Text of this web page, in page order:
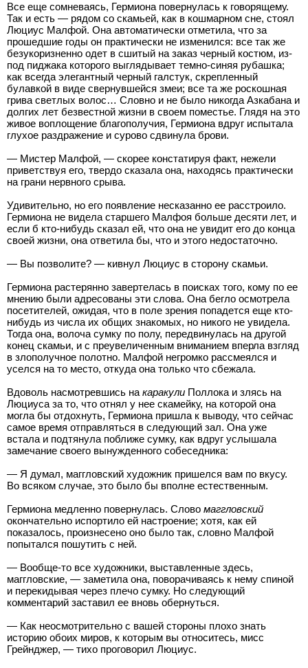
Все еще сомневаясь, Гермиона повернулась к говорящему.
Так и есть — рядом со скамьей, как в кошмарном сне, стоял
Люциус Малфой. Она автоматически отметила, что за
прошедшие годы он практически не изменился: все так же
безукоризненно одет в сшитый на заказ черный костюм, из-
под пиджака которого выглядывает темно-синяя рубашка;
как всегда элегантный черный галстук, скрепленный
булавкой в виде свернувшейся змеи; все та же роскошная
грива светлых волос… Словно и не было никогда Азкабана и
долгих лет безвестной жизни в своем поместье. Глядя на это
живое воплощение благополучия, Гермиона вдруг испытала
глухое раздражение и сурово сдвинула брови.
— Мистер Малфой, — скорее констатируя факт, нежели
приветствуя его, твердо сказала она, находясь практически
на грани нервного срыва.
Удивительно, но его появление несказанно ее расстроило.
Гермиона не видела старшего Малфоя больше десяти лет, и
если б кто-нибудь сказал ей, что она не увидит его до конца
своей жизни, она ответила бы, что и этого недостаточно.
— Вы позволите? — кивнул Люциус в сторону скамьи.
Гермиона растерянно завертелась в поисках того, кому по ее
мнению были адресованы эти слова. Она бегло осмотрела
посетителей, ожидая, что в поле зрения попадется еще кто-
нибудь из числа их общих знакомых, но никого не увидела.
Тогда она, волоча сумку по полу, передвинулась на другой
конец скамьи, и с преувеличенным вниманием вперла взгляд
в злополучное полотно. Малфой негромко рассмеялся и
уселся на то место, откуда она только что сбежала.
Вдоволь насмотревшись на каракули Поллока и злясь на
Люциуса за то, что отнял у нее скамейку, на которой она
могла бы отдохнуть, Гермиона пришла к выводу, что сейчас
самое время отправляться в следующий зал. Она уже
встала и подтянула поближе сумку, как вдруг услышала
замечание своего вынужденного собеседника:
— Я думал, маггловский художник пришелся вам по вкусу.
Во всяком случае, это было бы вполне естественным.
Гермиона медленно повернулась. Слово маггловский
окончательно испортило ей настроение; хотя, как ей
показалось, произнесено оно было так, словно Малфой
попытался пошутить с ней.
— Вообще-то все художники, выставленные здесь,
маггловские, — заметила она, поворачиваясь к нему спиной
и перекидывая через плечо сумку. Но следующий
комментарий заставил ее вновь обернуться.
— Как неосмотрительно с вашей стороны плохо знать
историю обоих миров, к которым вы относитесь, мисс
Грейнджер, — тихо проговорил Люциус.